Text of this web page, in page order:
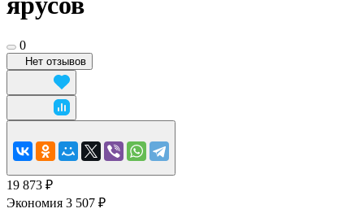
0
Нет отзывов
19 873 ₽
Экономия 3 507 ₽